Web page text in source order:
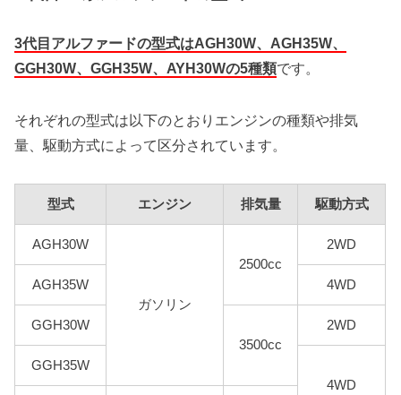
3代目アルファードの型式はAGH30W、AGH35W、
GGH30W、GGH35W、AYH30Wの5種類です。
それぞれの型式は以下のとおりエンジンの種類や排気
量、駆動方式によって区分されています。
型式 エンジン 排気量 駆動方式
AGH30W
ガソリン
2500cc
2WD
AGH35W 4WD
GGH30W
3500cc
2WD
GGH35W
4WD